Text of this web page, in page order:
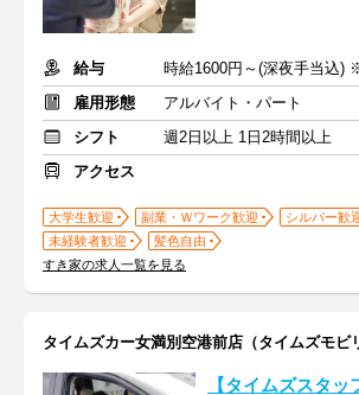
給与
時給1600円～(深夜手当込)
雇用形態
アルバイト・パート
シフト
週2日以上 1日2時間以上
アクセス
大学生歓迎 副業・Ｗワーク歓迎
シルバー歓
未経験者歓迎
髪色自由
すき家の求人一覧を見る
タイムズカー女満別空港前店（タイムズモビ
【タイムズスタッ